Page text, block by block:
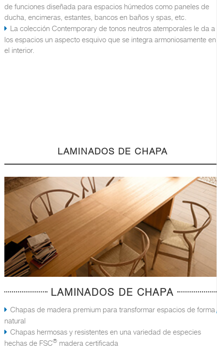
de funciones diseñada para espacios húmedos como paneles de
ducha, encimeras, estantes, bancos en baños y spas, etc.
La colección Contemporary de tonos neutros atemporales le da a
los espacios un aspecto esquivo que se integra armoniosamente en
el interior.
LAMINADOS DE CHAPA
LAMINADOS DE CHAPA
Chapas de madera premium para transformar espacios de forma
natural
Chapas hermosas y resistentes en una variedad de especies
hechas de FSC® madera certificada